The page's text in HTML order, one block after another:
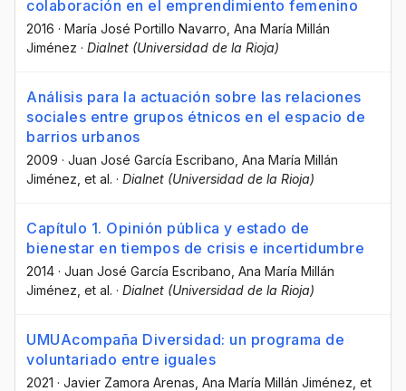
colaboración en el emprendimiento femenino
2016 · María José Portillo Navarro , Ana María Millán
Jiménez · Dialnet (Universidad de la Rioja)
Análisis para la actuación sobre las relaciones
sociales entre grupos étnicos en el espacio de
barrios urbanos
2009 · Juan José García Escribano , Ana María Millán
Jiménez , et al. · Dialnet (Universidad de la Rioja)
Capítulo 1. Opinión pública y estado de
bienestar en tiempos de crisis e incertidumbre
2014 · Juan José García Escribano , Ana María Millán
Jiménez , et al. · Dialnet (Universidad de la Rioja)
UMUAcompaña Diversidad: un programa de
voluntariado entre iguales
2021 · Javier Zamora Arenas , Ana María Millán Jiménez , et